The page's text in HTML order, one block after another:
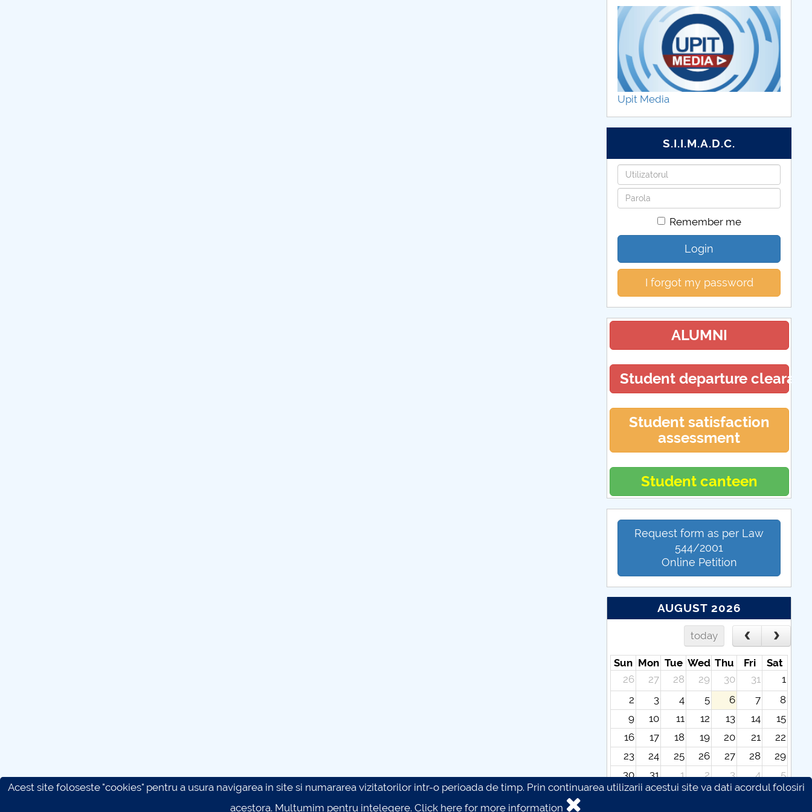
Upit Media
S.I.I.M.A.D.C.
Username
Password
Remember me
Login
I forgot my password
ALUMNI
Student departure
Student satisfaction
assessment
Student canteen
Request form as per Law
544/2001
Online Petition
AUGUST 2026
today
Sun Mon Tue Wed Thu Fri
Sat
26
27 28 29 30 31
1
2
3 4 5 6 7
8
9
10 11 12 13 14
15
16
17 18 19 20 21
22
23
24 25 26 27 28
29
30
31 1 2 3 4
5
Acest site foloseste "cookies" pentru a usura navigarea in site si numararea vizitatorilor intr-o perioada de timp. Prin continuarea utilizarii acestui site va dati acordul folosiri
acestora. Multumim pentru intelegere. Click here for more information